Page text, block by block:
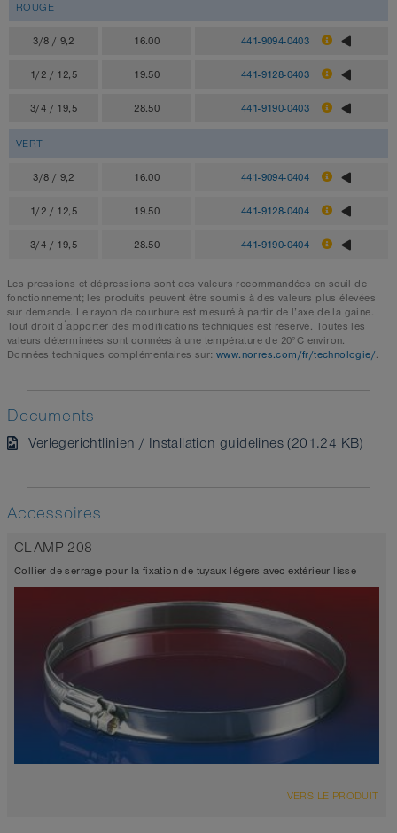
ROUGE
3/8 / 9,2 16.00 441-9094-0403
1/2 / 12,5 19.50 441-9128-0403
3/4 / 19,5 28.50 441-9190-0403
VERT
3/8 / 9,2 16.00 441-9094-0404
1/2 / 12,5 19.50 441-9128-0404
3/4 / 19,5 28.50 441-9190-0404
Les pressions et dépressions sont des valeurs recommandées en seuil de
fonctionnement; les produits peuvent être soumis à des valeurs plus élevées
sur demande. Le rayon de courbure est mesuré à partir de l’axe de la gaine.
Tout droit d ́apporter des modifications techniques est réservé. Toutes les
valeurs déterminées sont données à une température de 20°C environ.
Données techniques complémentaires sur: www.norres.com/fr/technologie/.
Documents
Verlegerichtlinien / Installation guidelines (201.24 KB)
Accessoires
CLAMP 208
Collier de serrage pour la fixation de tuyaux légers avec extérieur lisse
VERS LE PRODUIT